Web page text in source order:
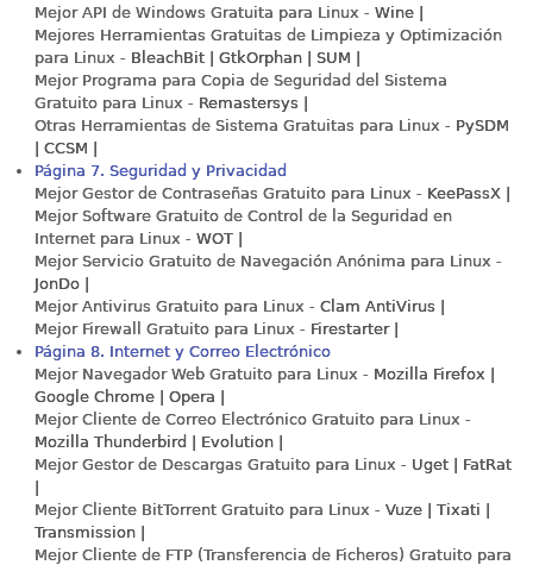
Mejor API de Windows Gratuita para Linux - Wine |
Mejores Herramientas Gratuitas de Limpieza y Optimización
para Linux - BleachBit | GtkOrphan | SUM |
Mejor Programa para Copia de Seguridad del Sistema
Gratuito para Linux - Remastersys |
Otras Herramientas de Sistema Gratuitas para Linux - PySDM
| CCSM |
Página 7. Seguridad y Privacidad
Mejor Gestor de Contraseñas Gratuito para Linux - KeePassX |
Mejor Software Gratuito de Control de la Seguridad en
Internet para Linux - WOT |
Mejor Servicio Gratuito de Navegación Anónima para Linux -
JonDo |
Mejor Antivirus Gratuito para Linux - Clam AntiVirus |
Mejor Firewall Gratuito para Linux - Firestarter |
Página 8. Internet y Correo Electrónico
Mejor Navegador Web Gratuito para Linux - Mozilla Firefox |
Google Chrome | Opera |
Mejor Cliente de Correo Electrónico Gratuito para Linux -
Mozilla Thunderbird | Evolution |
Mejor Gestor de Descargas Gratuito para Linux - Uget | FatRat
|
Mejor Cliente BitTorrent Gratuito para Linux - Vuze | Tixati |
Transmission |
Mejor Cliente de FTP (Transferencia de Ficheros) Gratuito para